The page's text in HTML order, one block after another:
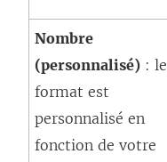
Nombre
(personnalisé) : le
format est
personnalisé en
fonction de votre